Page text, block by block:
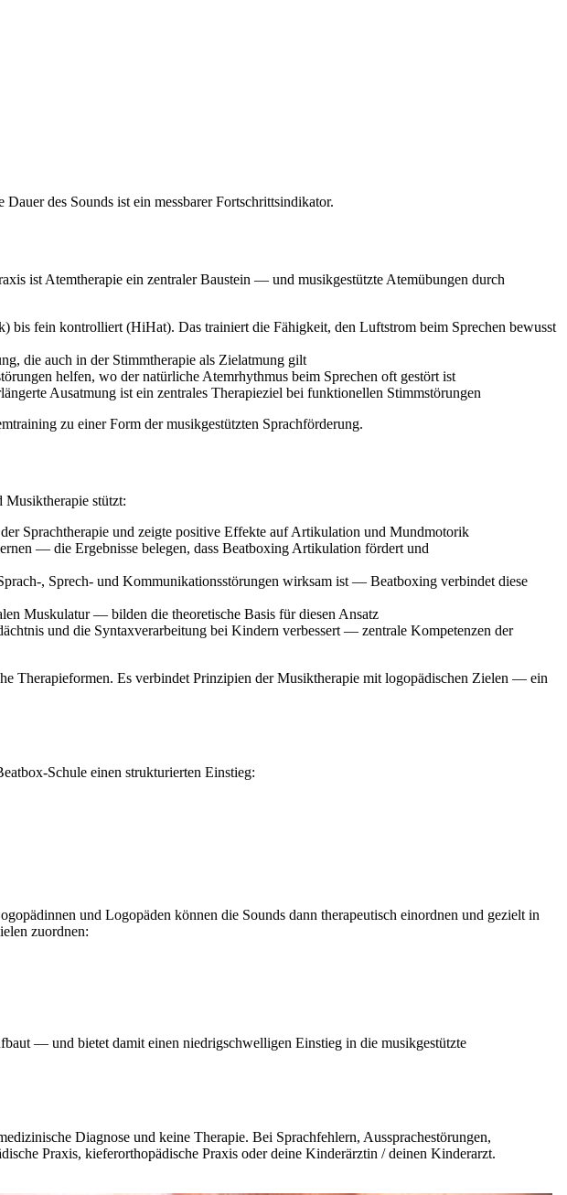
des Sounds ist ein messbarer Fortschrittsindikator.
ist Atemtherapie ein zentraler Baustein — und musikgestützte Atemübungen durch
fein kontrolliert (HiHat). Das trainiert die Fähigkeit, den Luftstrom beim Sprechen bewusst
die auch in der Stimmtherapie als Zielatmung gilt
helfen, wo der natürliche Atemrhythmus beim Sprechen oft gestört ist
Ausatmung ist ein zentrales Therapieziel bei funktionellen Stimmstörungen
zu einer Form der musikgestützten Sprachförderung.
Musiktherapie stützt:
Sprachtherapie und zeigte positive Effekte auf Artikulation und Mundmotorik
— die Ergebnisse belegen, dass Beatboxing Artikulation fördert und
, Sprech- und Kommunikationsstörungen wirksam ist — Beatboxing verbindet diese
Muskulatur — bilden die theoretische Basis für diesen Ansatz
und die Syntaxverarbeitung bei Kindern verbessert — zentrale Kompetenzen der
Therapieformen. Es verbindet Prinzipien der Musiktherapie mit logopädischen Zielen — ein
Schule einen strukturierten Einstieg:
und Logopäden können die Sounds dann therapeutisch einordnen und gezielt in
zuordnen:
— und bietet damit einen niedrigschwelligen Einstieg in die musikgestützte
Diagnose und keine Therapie. Bei Sprachfehlern, Aussprachestörungen,
Praxis, kieferorthopädische Praxis oder deine Kinderärztin / deinen Kinderarzt.